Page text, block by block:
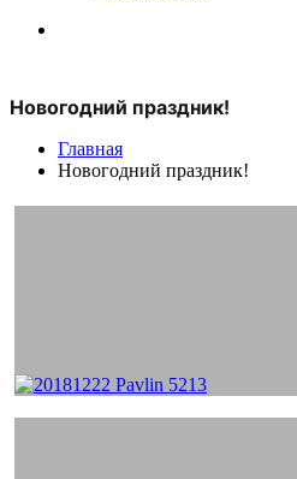
Новогодний праздник!
Главная
Новогодний праздник!